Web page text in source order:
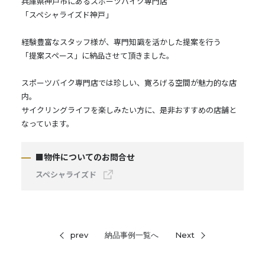
「スペシャライズド神戸」
経験豊富なスタッフ様が、専門知識を活かした提案を行う
「提案スペース」に納品させて頂きました。
スポーツバイク専門店では珍しい、寛ろげる空間が魅力的な店
内。
サイクリングライフを楽しみたい方に、是非おすすめの店舗と
なっています。
■物件についてのお問合せ
スペシャライズド
prev 納品事例一覧へ Next